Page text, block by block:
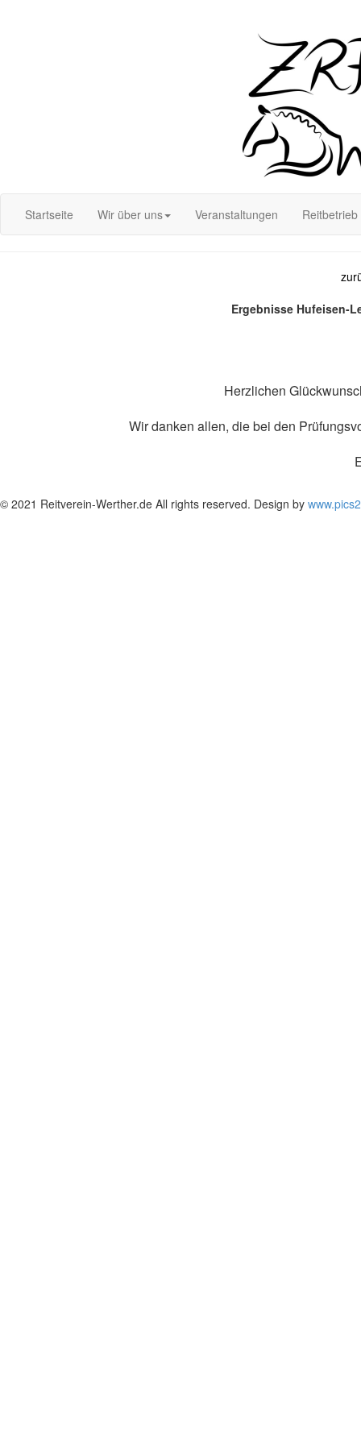
Startseite Wir über uns Veranstaltungen Reitbetrieb
Ergebnisse Hufeisen-
Herzlichen
Wir danken allen, die bei den
© 2021 Reitverein-Werther.de All rights reserved. Design by